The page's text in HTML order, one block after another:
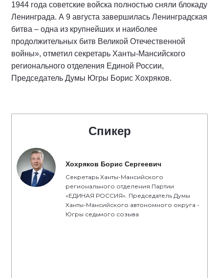
1944 года советские войска полностью сняли блокаду
Ленинграда. А 9 августа завершилась Ленинградская
битва – одна из крупнейших и наиболее
продолжительных битв Великой Отечественной
войны», отметил секретарь Ханты-Мансийского
регионального отделения Единой России,
Председатель Думы Югры Борис Хохряков.
Спикер
Хохряков Борис Сергеевич
Секретарь Ханты-Мансийского
регионального отделения Партии
«ЕДИНАЯ РОССИЯ». Председатель Думы
Ханты-Мансийского автономного округа -
Югры седьмого созыва